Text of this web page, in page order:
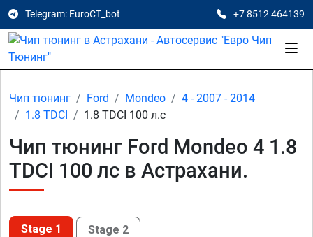
Telegram: EuroCT_bot +7 8512 464139
Чип тюнинг Ford Mondeo
4 - 2007 - 2014
1.8 TDCI
1.8 TDCI 100 л.с
Чип тюнинг Ford Mondeo 4 1.8
TDCI 100 лс в Астрахани.
Stage 1 Stage 2